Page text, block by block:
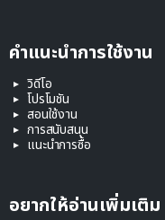
คำแนะนำการใช้งาน
วิดีโอ
โปรโมชัน
สอนใช้งาน
การสนับสนุน
แนะนำการซื้อ
อยากให้อ่านเพิ่มเติม